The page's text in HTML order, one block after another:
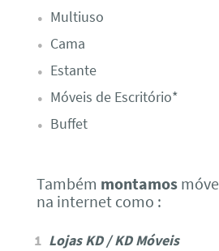
Multiuso
Cama
Estante
Móveis de Escritório*
Buffet
Também montamos
na internet como :
Lojas KD / KD Móveis